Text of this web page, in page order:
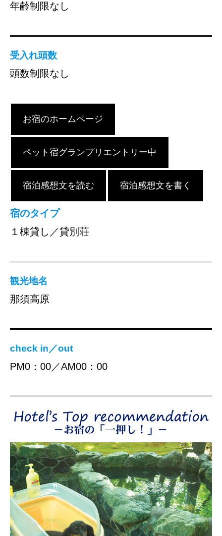
年齢制限なし
受入れ頭数
頭数制限なし
お宿のホームページ
ペット宿グランプリエントリー中
宿泊感想文を読む 宿泊感想文を書く
宿のタイプ
１棟貸し／貸別荘
観光地名
那須高原
check in／out
PM0：00／AM00：00